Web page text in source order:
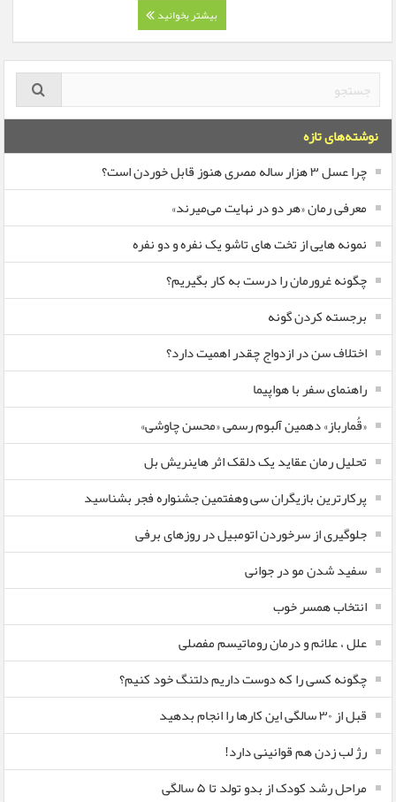
بیشتر بخوانید
نوشته‌های تازه
چرا عسل ۳ هزار ساله‌ مصری هنوز قابل خوردن است؟
معرفی رمان «هر دو در نهایت می‌میرند»
نمونه هایی از تخت های تاشو یک نفره و دو نفره
چگونه غرورمان را درست به کار بگیریم؟
برجسته کردن گونه
اختلاف سن در ازدواج چقدر اهمیت دارد؟
راهنمای سفر با هواپیما
«قُمارباز» دهمین آلبوم رسمی «محسن چاوشی»
تحلیل رمان عقاید یک دلقک اثر هاینریش بل
پرکارترین بازیگران سی وهفتمین جشنواره فجر بشناسید
جلوگیری از سرخوردن اتومبیل در روزهای برفی
سفید شدن مو در جوانی
انتخاب همسر خوب
علل ، علائم و درمان روماتیسم مفصلی
چگونه کسی را که دوست داریم دلتنگ خود کنیم؟
قبل از ۳۰ سالگی این کارها را انجام بدهید
رژ لب زدن هم قوانینی دارد!
مراحل رشد کودک از بدو تولد تا ۵ سالگی